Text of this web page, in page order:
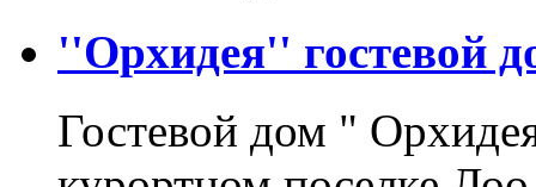
''Орхидея'' гостевой
Гостевой дом "